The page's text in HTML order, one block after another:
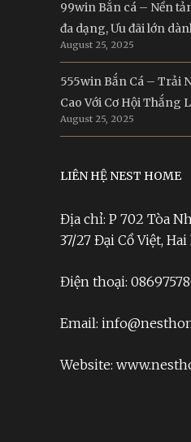
99win Bắn cá – Nền
đa dạng, Ưu đãi lớn
August 25, 2025
555win Bắn Cá – Trải
Cao Với Cơ Hội Thắng
August 25, 2025
LIÊN HỆ NEST HOME
Địa chỉ: P 702 Tòa
37/27 Đại Cồ Việt,
Điện thoại:
Email:
Website: